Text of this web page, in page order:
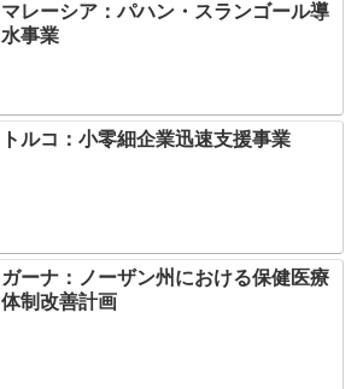
マレーシア：パハン・スランゴール導
水事業
トルコ：小零細企業迅速支援事業
ガーナ：ノーザン州における保健医療
体制改善計画